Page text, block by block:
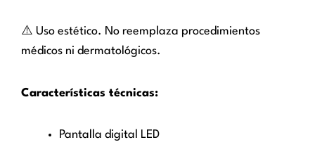
⚠️ Uso estético. No reemplaza procedimientos
médicos ni dermatológicos.
Características técnicas:
Pantalla digital LED